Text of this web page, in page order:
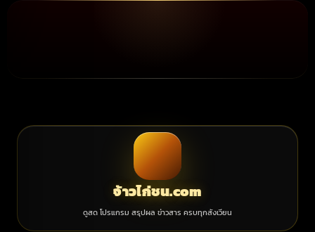
จ้าวไก่ชน.com
ดูสด โปรแกรม สรุปผล ข่าวสาร ครบทุกสังเวียน